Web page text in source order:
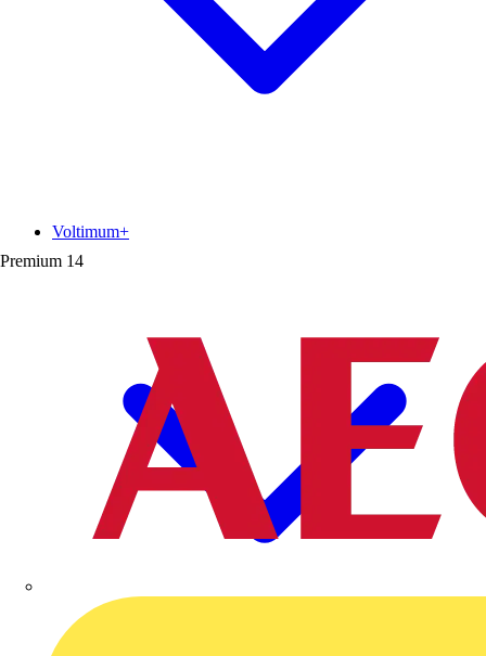
Premium 14
Voltimum+